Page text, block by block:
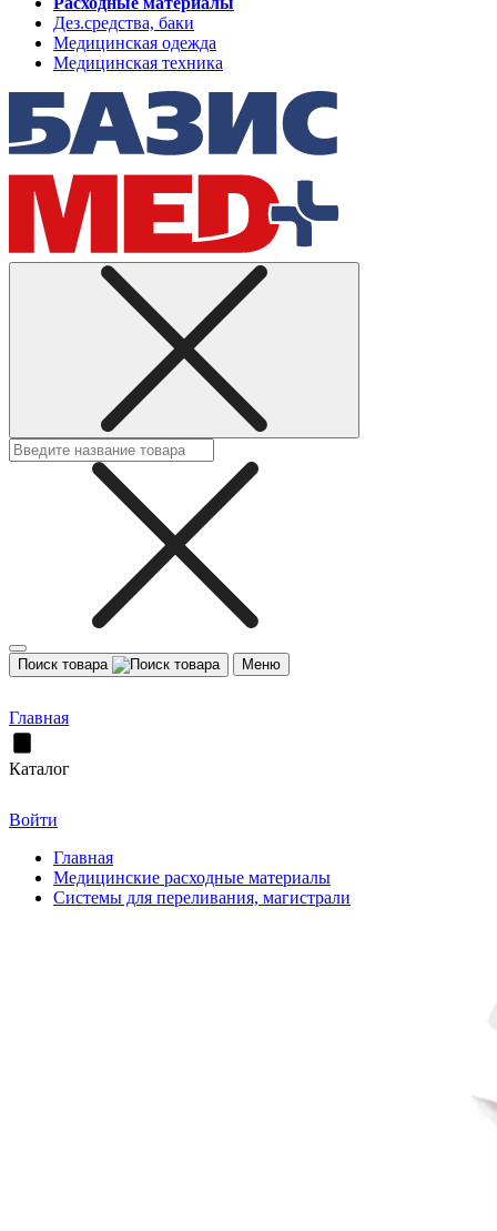
Дез.средства, баки
Медицинская одежда
Медицинская техника
Поиск товара Меню
Главная
Каталог
Войти
Главная
Медицинские расходные материалы
Системы для переливания, магистрали